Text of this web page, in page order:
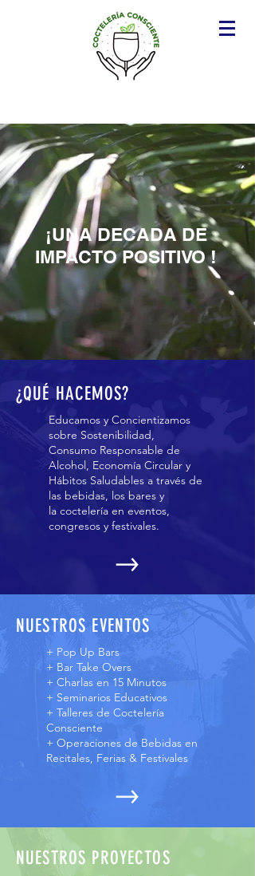
¡UNA DECADA DE
IMPACTO POSITIVO !
¿QUÉ HACEMOS?
Educamos y Concientizamos
sobre Sostenibilidad,
Consumo Responsable de
Alcohol, Economía Circular y
Hábitos Saludables a través de
las bebidas, los bares y
la coctelería en eventos,
congresos y festivales.
NUESTROS EVENTOS
+ Pop Up Bars
+ Bar Take Overs
+ Charlas en 15 Minutos
+ Seminarios Educativos
+ Talleres de Coctelería
Consciente
+ Operaciones de Bebidas en
Recitales, Ferias & Festivales
NUESTROS PROYECTOS